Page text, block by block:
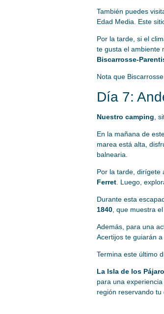
También puedes
Edad Media. Este
Por la tarde, si el
te gusta el ambiente
Biscarrosse-
Nota que
Día 7:
Nuestro camping ,
En la mañana de
marea está alta,
balnearia.
Por la tarde, dirígete
Ferret. Luego,
Durante esta
1840, que muestra
Además, para una
Acertijos te guiarán
Termina este último
La Isla de los
para una
región reservando tu